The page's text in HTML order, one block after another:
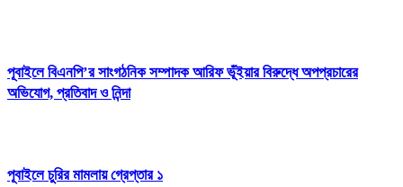
পূবাইলে বিএনপি’র সাংগঠনিক সম্পাদক আরিফ ভূঁইয়ার বিরুদ্ধে অপপ্রচারের
অভিযোগ, প্রতিবাদ ও নিন্দা
পূবাইলে চুরির মামলায় গ্রেপ্তার ১